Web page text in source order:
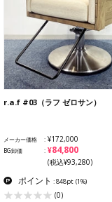
r.a.f #03（ラフ ゼロサン）
メーカー価格 ¥172,000
BG卸価 ¥84,800
(税込¥93,280)
ポイント : 848pt (1%)
(0)